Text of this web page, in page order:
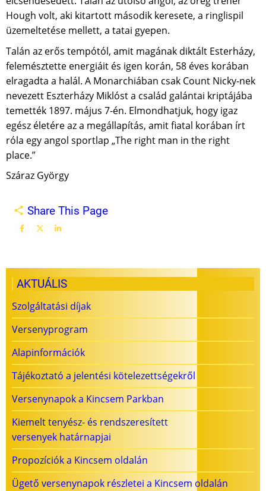
Hough volt, aki kitartott második keresete, a ringlispil
üzemeltetése mellett, a tatai gyepen.
Talán az erős tempótól, amit magának diktált Esterházy,
felemésztette energiáit és igen korán, 58 éves korában
elragadta a halál. A Monarchiában csak Count Nicky-nek
nevezett Eszterházy Miklóst a család galántai kriptájába
temették 1897. május 7-én. Elmondhatjuk, hogy igaz
egész életére az a megállapítás, amit fiatal korában írt
róla egy angol sportlap „The right man in the right
place.”
Száraz György
Share This Page
AKTUÁLIS
Szolgáltatási díjak
Versenyprogram
Alapinformációk
Tájékoztató a jelentési kötelezettségekről
Versenynapok a Kincsem Parkban
Kiemelt tenyész- és rendszeresített
versenyek határnapjai
Propozíciók a Kincsem oldalán
Ügető versenynapok részletei a Kincsem oldalán